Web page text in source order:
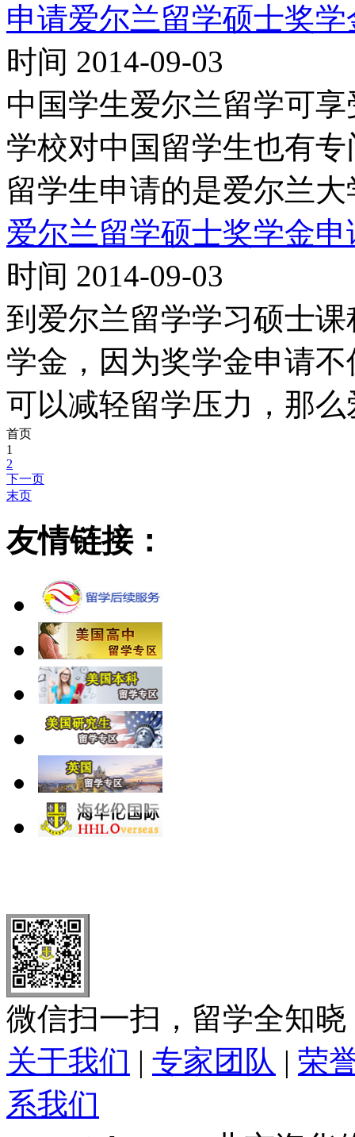
申请爱尔兰留学硕士奖学
时间 2014-09-03
中国学生爱尔兰留学可
学校对中国留学生也有
留学生申请的是爱尔兰
爱尔兰留学硕士奖学金
时间 2014-09-03
到爱尔兰留学学习硕士
学金，因为奖学金申请
可以减轻留学压力，那
首页
1
2
下一页
末页
友情链接：
微信扫一扫，留学全知晓
关于我们 | 专家团队 | 荣
系我们